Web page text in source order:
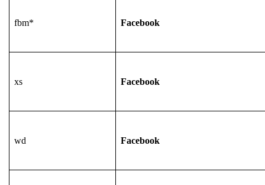
fbm* Facebook
xs Facebook
wd Facebook